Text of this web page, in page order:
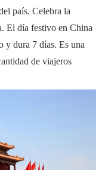
país. Celebra la
El día festivo en China
y dura 7 días. Es una
de viajeros